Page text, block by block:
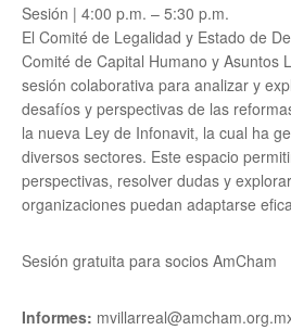
Sesión | 4:00 p.m. – 5:30 p.m.
El Comité de Legalidad y Estado de
Comité de Capital Humano y Asuntos
sesión colaborativa para analizar y
desafíos y perspectivas de las
la nueva Ley de Infonavit, la cual ha
diversos sectores. Este espacio
perspectivas, resolver dudas y
organizaciones puedan adaptarse
Sesión gratuita para socios AmCham
Informes: